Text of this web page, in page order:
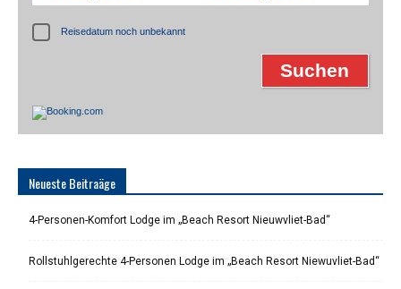
Reisedatum noch unbekannt
Neueste Beitraäge
4-Personen-Komfort Lodge im „Beach Resort Nieuwvliet-Bad“
Rollstuhlgerechte 4-Personen Lodge im „Beach Resort Niewuvliet-Bad“